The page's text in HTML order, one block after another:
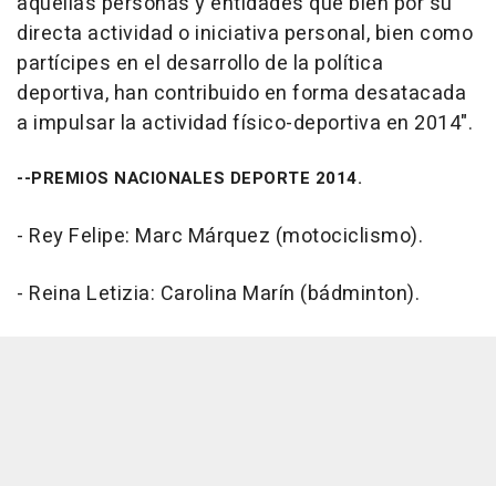
directa actividad o iniciativa personal, bien como
partícipes en el desarrollo de la política
deportiva, han contribuido en forma desatacada
a impulsar la actividad físico-deportiva en 2014".
--PREMIOS NACIONALES DEPORTE 2014.
- Rey Felipe: Marc Márquez (motociclismo).
- Reina Letizia: Carolina Marín (bádminton).